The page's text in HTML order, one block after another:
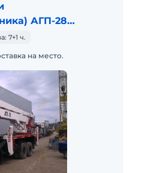
АГП-28
7+1 ч.
на место.